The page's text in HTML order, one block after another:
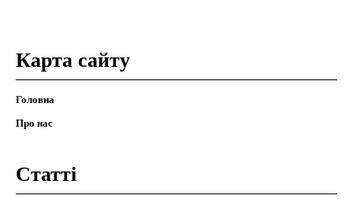
Карта сайту
Головна
Про нас
Статті